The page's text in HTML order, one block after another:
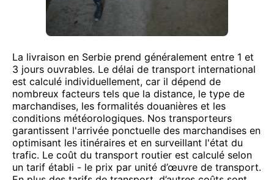
La livraison en Serbie prend généralement entre 1 et
3 jours ouvrables. Le délai de transport international
est calculé individuellement, car il dépend de
nombreux facteurs tels que la distance, le type de
marchandises, les formalités douanières et les
conditions météorologiques. Nos transporteurs
garantissent l'arrivée ponctuelle des marchandises en
optimisant les itinéraires et en surveillant l'état du
trafic. Le coût du transport routier est calculé selon
un tarif établi - le prix par unité d’œuvre de transport.